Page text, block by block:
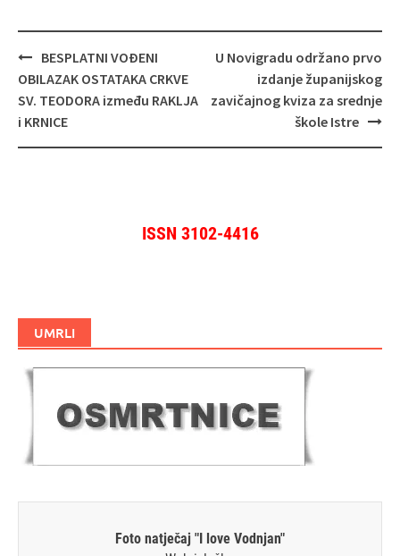
Navigacija
objava
BESPLATNI VOĐENI
OBILAZAK OSTATAKA CRKVE
SV. TEODORA između RAKLJA
i KRNICE
U Novigradu održano prvo
izdanje županijskog
zavičajnog kviza za srednje
škole Istre
ISSN 3102-4416
UMRLI
Foto natječaj "I love Vodnjan"